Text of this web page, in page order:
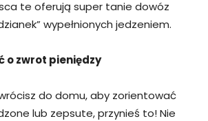
te oferują super tanie dowóz
wypełnionych jedzeniem.
o zwrot pieniędzy
do domu, aby zorientować
lub zepsute, przynieś to! Nie